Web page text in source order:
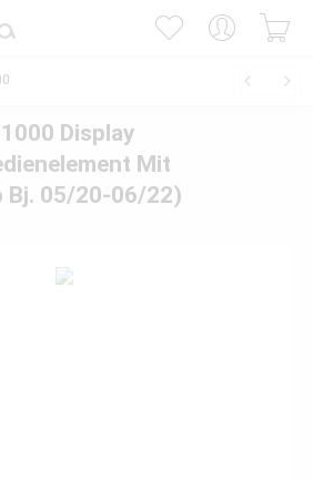
Display
Mit
Bj. 05/20-06/22)